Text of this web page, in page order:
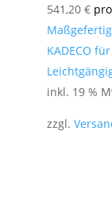
541,20 €
KADECO
inkl. 19 %
zzgl.